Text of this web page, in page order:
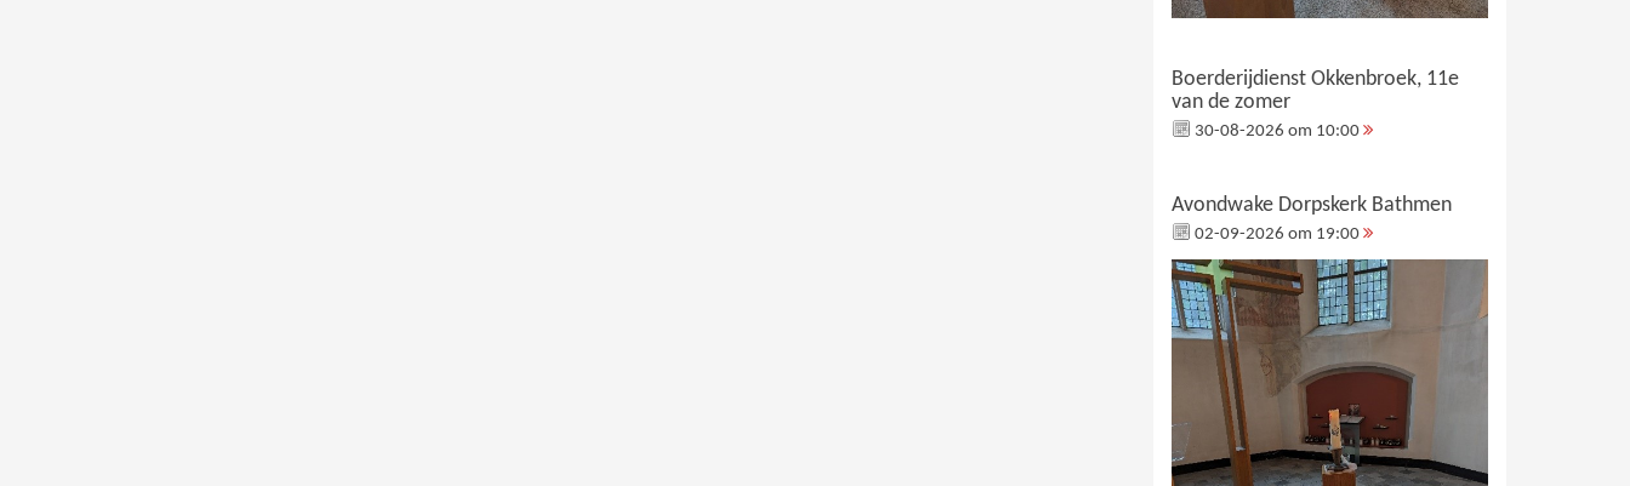
Boerderijdienst Okkenbroek, 11e
van de zomer
30-08-2026 om 10:00
Avondwake Dorpskerk Bathmen
02-09-2026 om 19:00